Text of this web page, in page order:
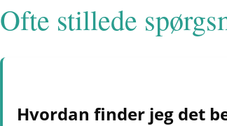
Ofte stillede
Hvordan finder jeg det